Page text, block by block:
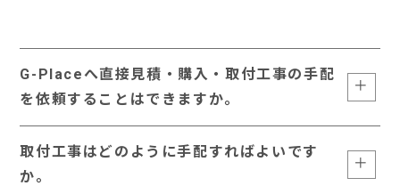
G-Placeへ直接見積・購入・取付工事の手配
を依頼することはできますか。
取付工事はどのように手配すればよいです
か。